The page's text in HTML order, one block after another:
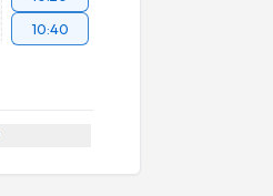
10:40